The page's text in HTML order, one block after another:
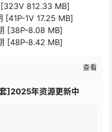
812.33 MB]
[41P-1V 17.25 MB]
[38P-8.08 MB]
[48P-8.42 MB]
查看
]2025年资源更新中